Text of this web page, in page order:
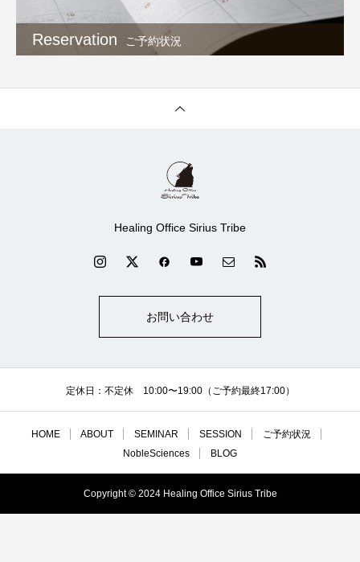
Reservation ご予約状況
Healing Office Sirius Tribe
お問い合わせ
定休日：不定休 10:00〜19:00（ご予約最終17:00）
HOME ABOUT SEMINAR SESSION
ご予約状況
NobleSciences
BLOG
Copyright © 2024 Healing Office Sirius Tribe